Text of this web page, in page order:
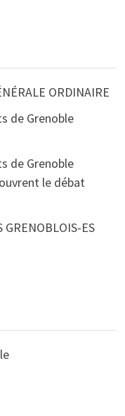
ORDINAIRE
de Grenoble
de Grenoble
le débat
GRENOBLOIS-ES